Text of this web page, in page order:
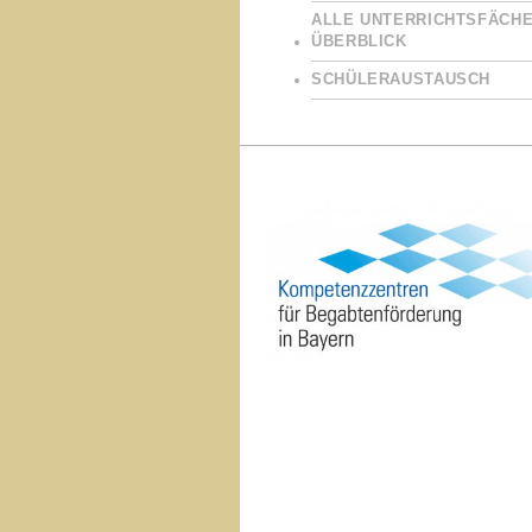
ALLE
ÜBERBLICK
SCHÜLERAUSTAUSCH